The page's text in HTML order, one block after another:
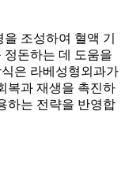
조성하여 혈액 기
정돈하는 데 도움을
은 라베성형외과가
복과 재생을 촉진하
하는 전략을 반영합